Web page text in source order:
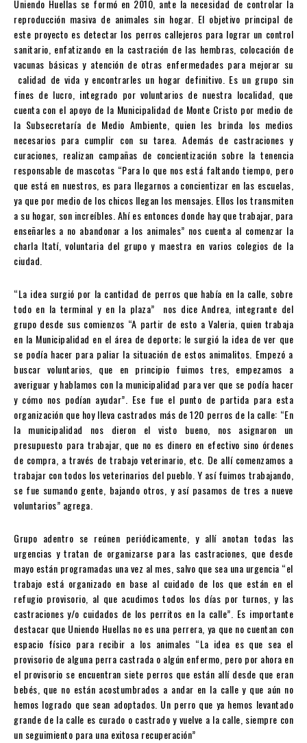
Uniendo Huellas se formó en 2010, ante la necesidad de controlar la
reproducción masiva de animales sin hogar. El objetivo principal de
este proyecto es detectar los perros callejeros para lograr un control
sanitario, enfatizando en la castración de las hembras, colocación de
vacunas básicas y atención de otras enfermedades para mejorar su
calidad de vida y encontrarles un hogar definitivo. Es un grupo sin
fines de lucro, integrado por voluntarios de nuestra localidad, que
cuenta con el apoyo de la Municipalidad de Monte Cristo por medio de
la Subsecretaría de Medio Ambiente, quien les brinda los medios
necesarios para cumplir con su tarea. Además de castraciones y
curaciones, realizan campañas de concientización sobre la tenencia
responsable de mascotas “Para lo que nos está faltando tiempo, pero
que está en nuestros, es para llegarnos a concientizar en las escuelas,
ya que por medio de los chicos llegan los mensajes. Ellos los transmiten
a su hogar, son increíbles. Ahí es entonces donde hay que trabajar, para
enseñarles a no abandonar a los animales” nos cuenta al comenzar la
charla Itatí, voluntaria del grupo y maestra en varios colegios de la
ciudad.
“La idea surgió por la cantidad de perros que había en la calle, sobre
todo en la terminal y en la plaza” nos dice Andrea, integrante del
grupo desde sus comienzos “A partir de esto a Valeria, quien trabaja
en la Municipalidad en el área de deporte; le surgió la idea de ver que
se podía hacer para paliar la situación de estos animalitos. Empezó a
buscar voluntarios, que en principio fuimos tres, empezamos a
averiguar y hablamos con la municipalidad para ver que se podía hacer
y cómo nos podían ayudar”. Ese fue el punto de partida para esta
organización que hoy lleva castrados más de 120 perros de la calle: “En
la municipalidad nos dieron el visto bueno, nos asignaron un
presupuesto para trabajar, que no es dinero en efectivo sino órdenes
de compra, a través de trabajo veterinario, etc. De allí comenzamos a
trabajar con todos los veterinarios del pueblo. Y así fuimos trabajando,
se fue sumando gente, bajando otros, y así pasamos de tres a nueve
voluntarios” agrega.
Grupo adentro se reúnen periódicamente, y allí anotan todas las
urgencias y tratan de organizarse para las castraciones, que desde
mayo están programadas una vez al mes, salvo que sea una urgencia “el
trabajo está organizado en base al cuidado de los que están en el
refugio provisorio, al que acudimos todos los días por turnos, y las
castraciones y/o cuidados de los perritos en la calle”. Es importante
destacar que Uniendo Huellas no es una perrera, ya que no cuentan con
espacio físico para recibir a los animales “La idea es que sea el
provisorio de alguna perra castrada o algún enfermo, pero por ahora en
el provisorio se encuentran siete perros que están allí desde que eran
bebés, que no están acostumbrados a andar en la calle y que aún no
hemos logrado que sean adoptados. Un perro que ya hemos levantado
grande de la calle es curado o castrado y vuelve a la calle, siempre con
un seguimiento para una exitosa recuperación”